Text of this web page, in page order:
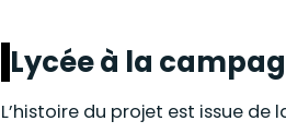
Lycée à la
L’histoire du projet est issue